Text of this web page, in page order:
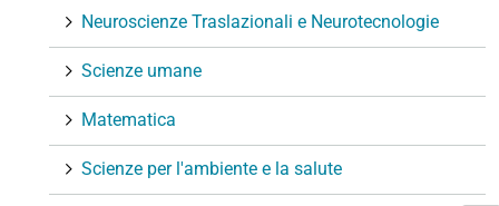
Neuroscienze Traslazionali e Neurotecnologie
Scienze umane
Matematica
Scienze per l'ambiente e la salute